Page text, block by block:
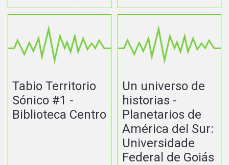
Tabio Territorio
Sónico #1 -
Biblioteca Centro
Un universo de
historias -
Planetarios de
América del Sur:
Universidade
Federal de Goiás